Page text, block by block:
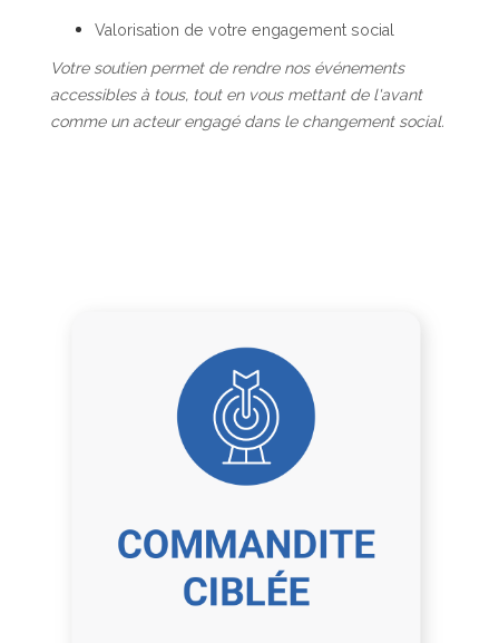
Valorisation de votre engagement social
Votre soutien permet de rendre nos événements
accessibles à tous, tout en vous mettant de l'avant
comme un acteur engagé dans le changement social.